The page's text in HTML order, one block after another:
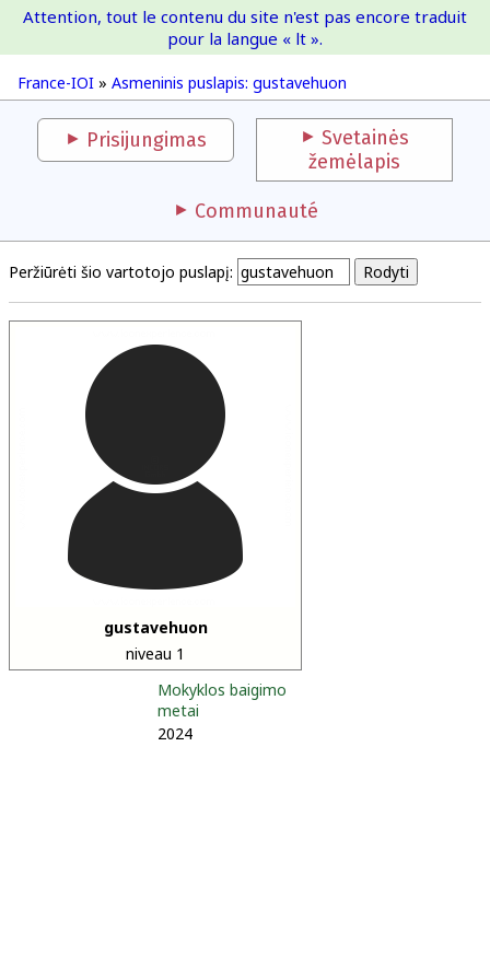
France-IOI
France-IOI » Asmeninis puslapis: gustavehuon
Attention, tout le contenu du site n'est pas encore traduit
pour la langue « lt ».
Prisijungimas
Svetainės
žemėlapis
Communauté
Peržiūrėti šio vartotojo puslapį:
gustavehuon
niveau 1
Mokyklos baigimo
metai
2024